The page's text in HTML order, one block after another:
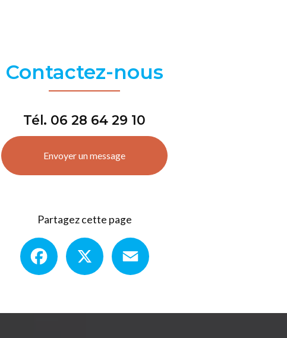
Contactez-nous
Tél. 06 28 64 29 10
Envoyer un message
Partagez cette page
Facebook